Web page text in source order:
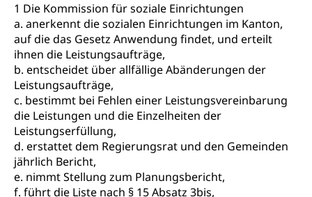
1 Die Kommission für soziale Einrichtungen
a. anerkennt die sozialen Einrichtungen im Kanton,
auf die das Gesetz Anwendung findet, und erteilt
ihnen die Leistungsaufträge,
b. entscheidet über allfällige Abänderungen der
Leistungsaufträge,
c. bestimmt bei Fehlen einer Leistungsvereinbarung
die Leistungen und die Einzelheiten der
Leistungserfüllung,
d. erstattet dem Regierungsrat und den Gemeinden
jährlich Bericht,
e. nimmt Stellung zum Planungsbericht,
f. führt die Liste nach § 15 Absatz 3bis,
Kranken- und Unfallversicherung
Lebensmittel
Gesundheitsvorsorge, Wellness, Unfallverhütung,
Suchtprävention, Alkoholprävention,
Tabakprävention, Primärprävention,
Sekundärprävention, Tertiärprävention
Darmkrebsvorsorge
Kantonales Tabakpräventionsprogramm
Gesundheitsförderung
Suchtprävention
Soziale Sicherheit
Sozialversicherungen, Sozialpolitik,
Arbeitslosenversicherung,
Mutterschaftsversicherung, Krankenversicherung,
Unfallversicherung, Invalidenversicherung,
Sozialhilfe